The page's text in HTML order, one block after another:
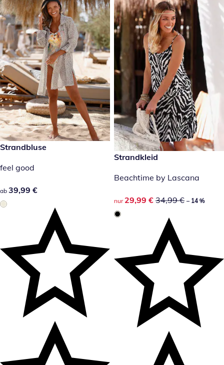
39,99 €
Strandbluse
feel good
39,99 €
ab 39,99 €
reduzierter Preis 29,99 €,
-14 %
Strandkleid
Beachtime by Lascana
reduzierter Preis 29,99 €,
nur 29,99 € 34,99 € – 14 %